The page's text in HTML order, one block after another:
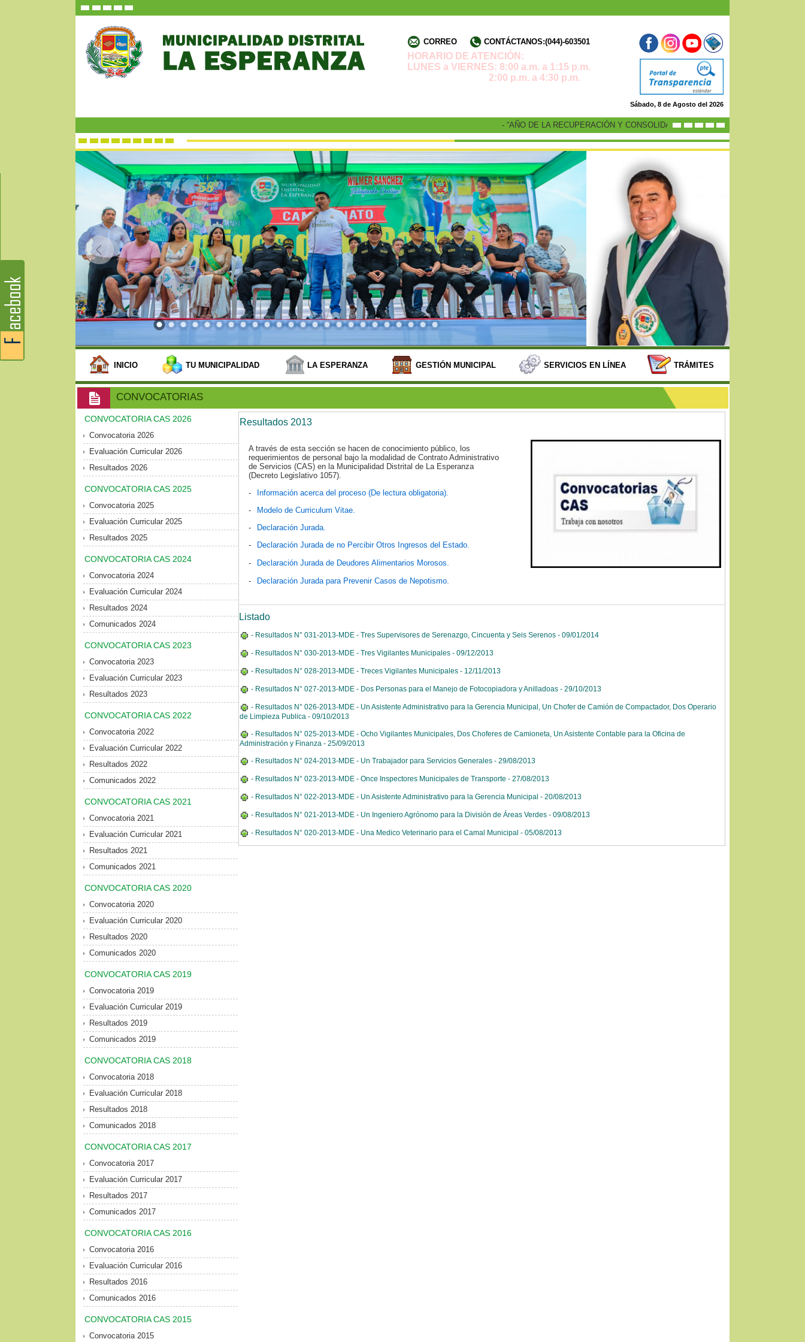
CORREO CONTÁCTANOS:(044)-603501
HORARIO DE ATENCIÓN:
LUNES a VIERNES: 8:00 a.m. a 1:15 p.m.
2:00 p.m. a 4:30 p.m.
Sábado, 8 de Agosto del 2026
- “AÑO DE LA RECUPERACIÓN Y CONSOLIDACIÓN DE LA ECONOMÍA PERUANA”
INICIO TU MUNICIPALIDAD LA ESPERANZA GESTIÓN MUNICIPAL SERVICIOS EN LÍNEA TRÁMITES
CONVOCATORIAS
CONVOCATORIA CAS 2026
Convocatoria 2026
Evaluación Curricular 2026
Resultados 2026
CONVOCATORIA CAS 2025
Convocatoria 2025
Evaluación Curricular 2025
Resultados 2025
CONVOCATORIA CAS 2024
Convocatoria 2024
Evaluación Curricular 2024
Resultados 2024
Comunicados 2024
CONVOCATORIA CAS 2023
Convocatoria 2023
Evaluación Curricular 2023
Resultados 2023
CONVOCATORIA CAS 2022
Convocatoria 2022
Evaluación Curricular 2022
Resultados 2022
Comunicados 2022
CONVOCATORIA CAS 2021
Convocatoria 2021
Evaluación Curricular 2021
Resultados 2021
Comunicados 2021
CONVOCATORIA CAS 2020
Convocatoria 2020
Evaluación Curricular 2020
Resultados 2020
Comunicados 2020
CONVOCATORIA CAS 2019
Convocatoria 2019
Evaluación Curricular 2019
Resultados 2019
Comunicados 2019
CONVOCATORIA CAS 2018
Convocatoria 2018
Evaluación Curricular 2018
Resultados 2018
Comunicados 2018
CONVOCATORIA CAS 2017
Convocatoria 2017
Evaluación Curricular 2017
Resultados 2017
Comunicados 2017
CONVOCATORIA CAS 2016
Convocatoria 2016
Evaluación Curricular 2016
Resultados 2016
Comunicados 2016
CONVOCATORIA CAS 2015
Convocatoria 2015
Resultados 2013
A través de esta sección se hacen de conocimiento público, los
requerimientos de personal bajo la modalidad de Contrato Administrativo
de Servicios (CAS) en la Municipalidad Distrital de La Esperanza
(Decreto Legislativo 1057).
-
Información acerca del proceso (De lectura obligatoria).
-
Modelo de Curriculum Vitae.
-
Declaración Jurada.
-
Declaración Jurada de no Percibir Otros Ingresos del Estado.
-
Declaración Jurada de Deudores Alimentarios Morosos.
-
Declaración Jurada para Prevenir Casos de Nepotismo.
Listado
- Resultados N° 031-2013-MDE - Tres Supervisores de Serenazgo, Cincuenta y Seis Serenos - 09/01/2014
- Resultados N° 030-2013-MDE - Tres Vigilantes Municipales - 09/12/2013
- Resultados N° 028-2013-MDE - Treces Vigilantes Municipales - 12/11/2013
- Resultados N° 027-2013-MDE - Dos Personas para el Manejo de Fotocopiadora y Anilladoas - 29/10/2013
- Resultados N° 026-2013-MDE - Un Asistente Administrativo para la Gerencia Municipal, Un Chofer de Camión de Compactador, Dos Operario
de Limpieza Publica - 09/10/2013
- Resultados N° 025-2013-MDE - Ocho Vigilantes Municipales, Dos Choferes de Camioneta, Un Asistente Contable para la Oficina de
Administración y Finanza - 25/09/2013
- Resultados N° 024-2013-MDE - Un Trabajador para Servicios Generales - 29/08/2013
- Resultados N° 023-2013-MDE - Once Inspectores Municipales de Transporte - 27/08/2013
- Resultados N° 022-2013-MDE - Un Asistente Administrativo para la Gerencia Municipal - 20/08/2013
- Resultados N° 021-2013-MDE - Un Ingeniero Agrónomo para la División de Áreas Verdes - 09/08/2013
- Resultados N° 020-2013-MDE - Una Medico Veterinario para el Camal Municipal - 05/08/2013